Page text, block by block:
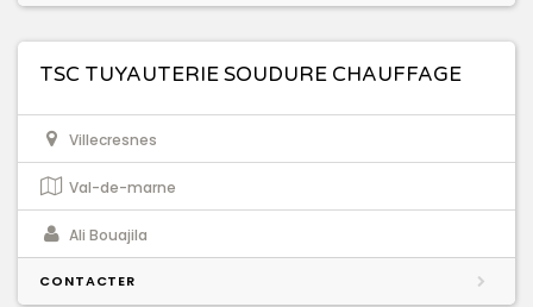
TSC TUYAUTERIE SOUDURE CHAUFFAGE
Villecresnes
Val-de-marne
Ali Bouajila
CONTACTER